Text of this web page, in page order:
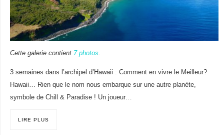
Cette galerie contient 7 photos
3 semaines dans l’archipel d’Hawaii : Comment en vivre le Meilleur?
Hawaii… Rien que le nom nous embarque sur une autre planète,
symbole de Chill & Paradise ! Un joueur…
LIRE PLUS